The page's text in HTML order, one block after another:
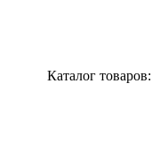
Каталог товаров: